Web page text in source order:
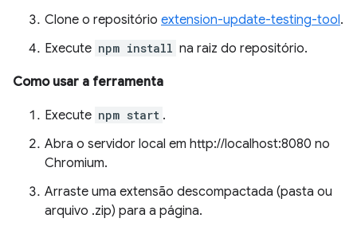
Clone o repositório extension-update-testing-tool.
Execute npm install na raiz do repositório.
Como usar a ferramenta
Execute npm start .
Abra o servidor local em http://localhost:8080 no
Chromium.
Arraste uma extensão descompactada (pasta ou
arquivo .zip) para a página.